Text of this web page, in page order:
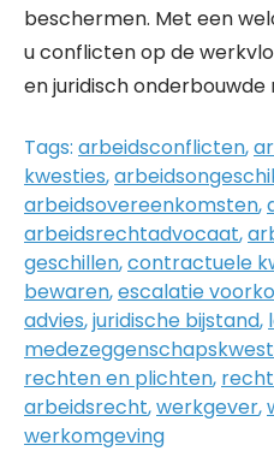
beschermen. Met een
u conflicten op de
en juridisch
Tags: arbeidsconflicten,
kwesties,
arbeidsovereenkomsten,
arbeidsrechtadvocaat,
geschillen,contractuele
bewaren,escalatie
advies,juridische bijstand,
rechten en plichten,
arbeidsrecht,werkgever,
werkomgeving